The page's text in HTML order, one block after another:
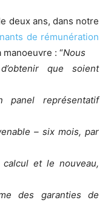
deux ans, dans notre
de rémunération
manoeuvre : “Nous
que soient
panel représentatif
– six mois, par
calcul et le nouveau,
des garanties de